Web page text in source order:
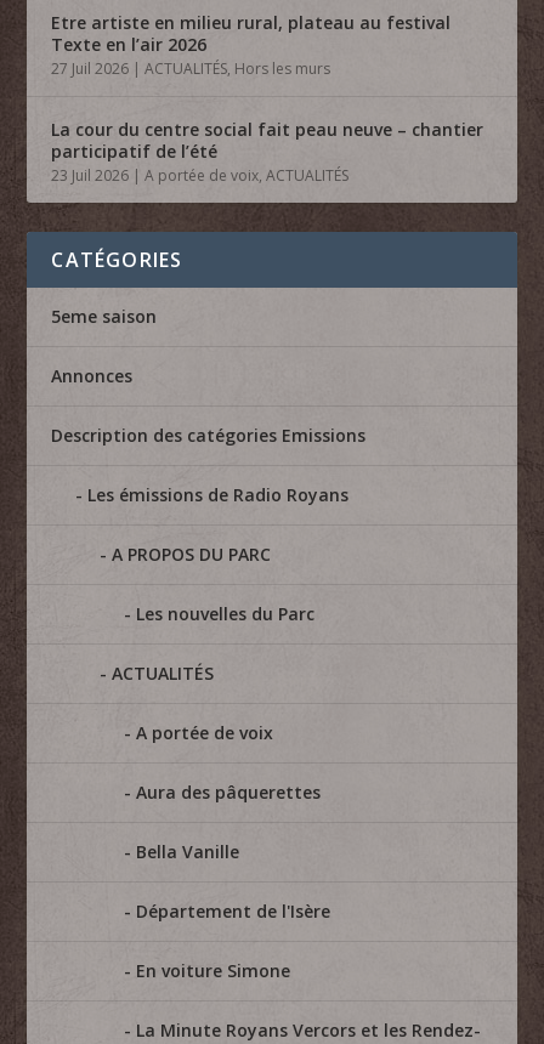
Etre artiste en milieu rural, plateau au festival
Texte en l’air 2026
27 Juil 2026 |ACTUALITÉS, Hors les murs
La cour du centre social fait peau neuve – chantier
participatif de l’été
23 Juil 2026 |A portée de voix,ACTUALITÉS
CATÉGORIES
5eme saison
Annonces
Description des catégories Emissions
Les émissions de Radio Royans
A PROPOS DU PARC
Les nouvelles du Parc
ACTUALITÉS
A portée de voix
Aura des pâquerettes
Bella Vanille
Département de l'Isère
En voiture Simone
La Minute Royans Vercors et les Rendez-